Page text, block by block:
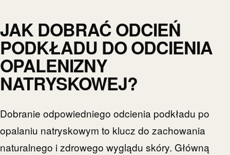
JAK DOBRAĆ ODCIEŃ
PODKŁADU DO ODCIENIA
OPALENIZNY
NATRYSKOWEJ?
Dobranie odpowiedniego odcienia podkładu po
opalaniu natryskowym to klucz do zachowania
naturalnego i zdrowego wyglądu skóry. Główną